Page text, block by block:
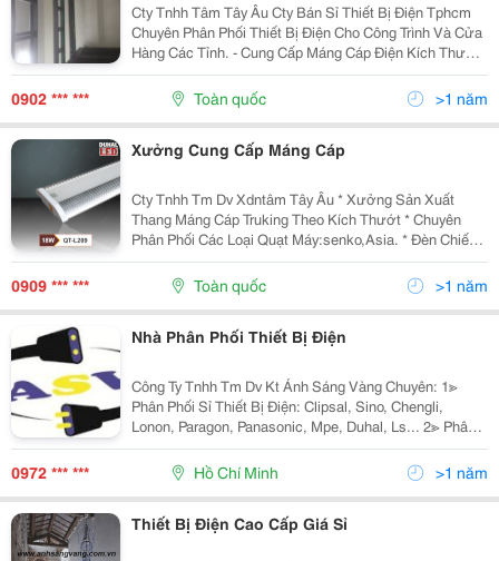
Cty Tnhh Tâm Tây Âu Cty Bán Sỉ Thiết Bị Điện Tphcm
Chuyên Phân Phối Thiết Bị Điện Cho Công Trình Và Cửa
Hàng Các Tỉnh. - Cung Cấp Máng Cáp Điện Kích Thướt
Theo Yêu Cầu. - Phân Phối Thiết Bị Điện Paragon. - Cty
Cung Cấp Dây Điện: Lion C
0902 *** *** Toàn quốc >1 năm
Xưởng Cung Cấp Máng Cáp
Cty Tnhh Tm Dv Xdntâm Tây Âu * Xưởng Sản Xuất
Thang Máng Cáp Truking Theo Kích Thướt * Chuyên
Phân Phối Các Loại Quạt Máy:senko,Asia. * Đèn Chiếu
Sáng Khẩn Cấp,Duhal,Kentom,Paragon * Dđ:
0909420898- 0902780898 Cty Bán Sỉ Thiết Bị Điện
0909 *** *** Toàn quốc >1 năm
Nhà Phân Phối Thiết Bị Điện
Công Ty Tnhh Tm Dv Kt Ánh Sáng Vàng Chuyên: 1≫
Phân Phối Sỉ Thiết Bị Điện: Clipsal, Sino, Chengli,
Lonon, Paragon, Panasonic, Mpe, Duhal, Ls... 2≫ Phân
Phối Đèn Chiếu Sáng Nội Ngoại Thất: Nét Việt, Euro,
Sano, Quốc Ngọc, 168 Lighting, Kim Lo
0972 *** *** Hồ Chí Minh >1 năm
Thiết Bị Điện Cao Cấp Giá Sỉ